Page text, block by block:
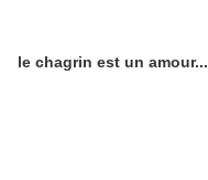
le chagrin est un amour...